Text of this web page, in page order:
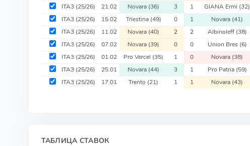
ITA3 (25/26) 21.02 Novara (36) 3 1 GIANA Ermi (32)
ITA3 (25/26) 15.02 Triestina (49) 0 1 Novara (41)
ITA3 (25/26) 11.02 Novara (40) 2 2 Albinoleff (38)
ITA3 (25/26) 07.02 Novara (39) 0 0 Union Bres (6)
ITA3 (25/26) 01.02 Pro Vercel (35) 1 0 Novara (38)
ITA3 (25/26) 25.01 Novara (44) 3 1 Pro Patria (59)
ITA3 (25/26) 17.01 Trento (21) 1 1 Novara (43)
ТАБЛИЦА СТАВОК